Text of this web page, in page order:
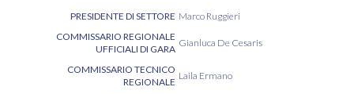
PRESIDENTE DI SETTORE Marco Ruggieri
COMMISSARIO REGIONALE
UFFICIALI DI GARA
Gianluca De Cesaris
COMMISSARIO TECNICO
REGIONALE
Laila Ermano